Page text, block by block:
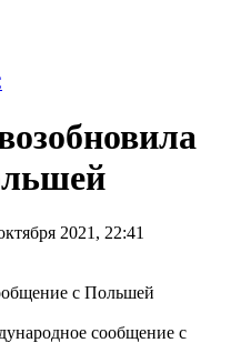
2021, 22:41
сообщение с